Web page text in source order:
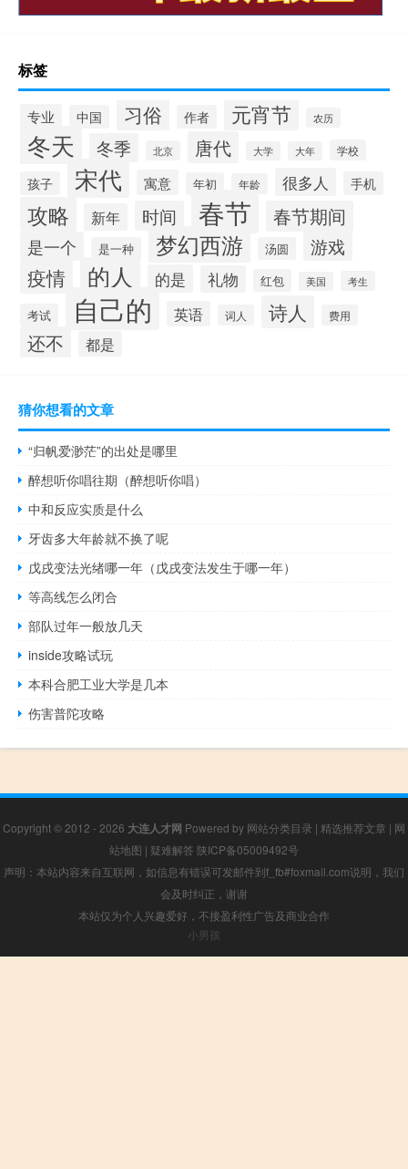
标签
专业 中国 习俗 作者 元宵节 农历
冬天 冬季 北京 唐代 大学 大年 学校
孩子 宋代 寓意 年初 年龄 很多人 手机
攻略 新年 时间 春节 春节期间
是一个 是一种 梦幻西游 汤圆 游戏
疫情 的人 的是 礼物 红包 美国 考生
考试 自己的 英语 词人 诗人 费用
还不 都是
猜你想看的文章
“归帆爱渺茫”的出处是哪里
醉想听你唱往期（醉想听你唱）
中和反应实质是什么
牙齿多大年龄就不换了呢
戊戌变法光绪哪一年（戊戌变法发生于哪一年）
等高线怎么闭合
部队过年一般放几天
inside攻略试玩
本科合肥工业大学是几本
伤害普陀攻略
Copyright © 2012 - 2026 大连人才网 Powered by 网站分类目录 | 精选推荐文章 | 网
站地图 | 疑难解答 陕ICP备05009492号
声明：本站内容来自互联网，如信息有错误可发邮件到f_fb#foxmail.com说明，我们
会及时纠正，谢谢
本站仅为个人兴趣爱好，不接盈利性广告及商业合作
小男孩